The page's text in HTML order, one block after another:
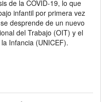
de la COVID-19, lo que
infantil por primera vez
desprende de un nuevo
del Trabajo (OIT) y el
Infancia (UNICEF).